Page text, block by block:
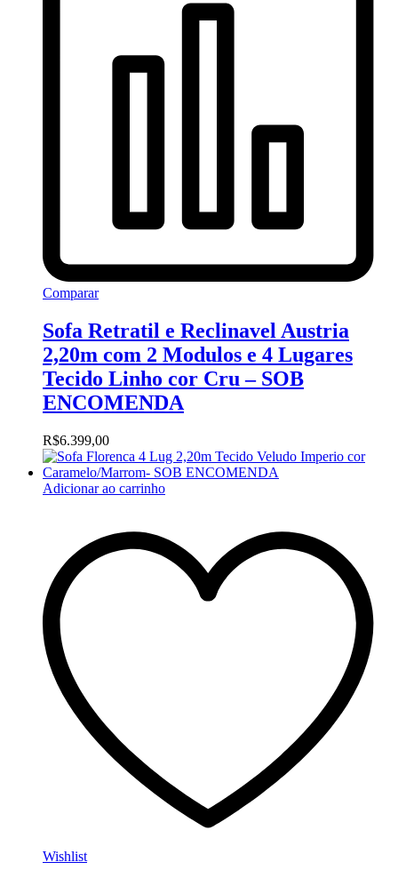
Comparar
Sofa Retratil e Reclinavel Austria
2,20m com 2 Modulos e 4 Lugares
Tecido Linho cor Cru – SOB
ENCOMENDA
R$6.399,00
Adicionar ao carrinho
Wishlist